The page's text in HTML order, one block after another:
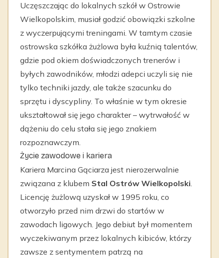
Uczęszczając do lokalnych szkół w Ostrowie
Wielkopolskim, musiał godzić obowiązki szkolne
z wyczerpującymi treningami. W tamtym czasie
ostrowska szkółka żużlowa była kuźnią talentów,
gdzie pod okiem doświadczonych trenerów i
byłych zawodników, młodzi adepci uczyli się nie
tylko techniki jazdy, ale także szacunku do
sprzętu i dyscypliny. To właśnie w tym okresie
ukształtował się jego charakter – wytrwałość w
dążeniu do celu stała się jego znakiem
rozpoznawczym.
Życie zawodowe i kariera
Kariera Marcina Gąciarza jest nierozerwalnie
związana z klubem Stal Ostrów Wielkopolski.
Licencję żużlową uzyskał w 1995 roku, co
otworzyło przed nim drzwi do startów w
zawodach ligowych. Jego debiut był momentem
wyczekiwanym przez lokalnych kibiców, którzy
zawsze z sentymentem patrzą na